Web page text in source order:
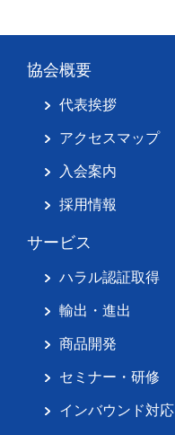
協会概要
代表挨拶
アクセスマップ
入会案内
採用情報
サービス
ハラル認証取得
輸出・進出
商品開発
セミナー・研修
インバウンド対応